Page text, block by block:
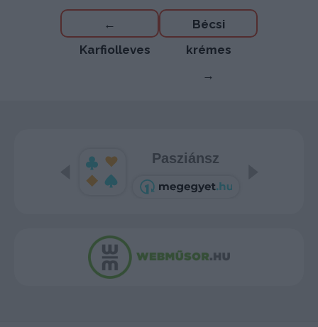
Bejegyzés
navigáció
←
Karfiolleves
Bécsi
krémes
→
Pasziánsz